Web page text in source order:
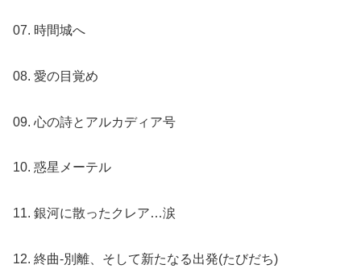
07. 時間城へ
08. 愛の目覚め
09. 心の詩とアルカディア号
10. 惑星メーテル
11. 銀河に散ったクレア…涙
12. 終曲-別離、そして新たなる出発(たびだち)